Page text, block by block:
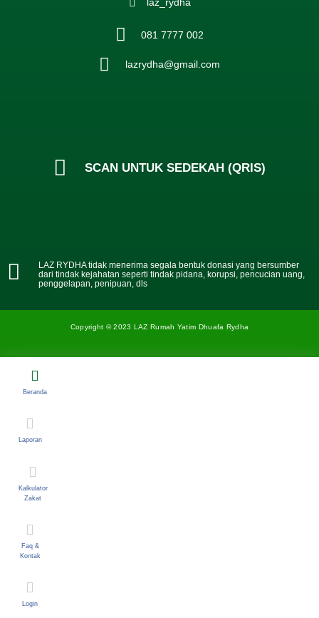
laz_rydha
081 7777 002
lazrydha@gmail.com
SCAN UNTUK SEDEKAH (QRIS)
LAZ RYDHA tidak menerima segala bentuk donasi yang bersumber
dari tindak kejahatan seperti tindak pidana, korupsi, pencucian uang,
penggelapan, penipuan, dls
Copyright © 2023 LAZ Rumah Yatim Dhuafa Rydha
Beranda
Laporan
Kalkulator
Zakat
Faq &
Kontak
Login